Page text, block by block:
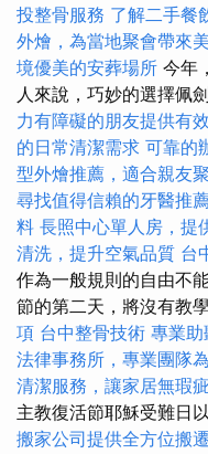
投整骨服務 了解二手餐
外燴，為當地聚會帶來
境優美的安葬場所 今年
人來說，巧妙的選擇佩
力有障礙的朋友提供有
的日常清潔需求 可靠的
型外燴推薦，適合親友
尋找值得信賴的牙醫推
料 長照中心單人房，提
清洗，提升空氣品質 台
作為一般規則的自由不
節的第二天，將沒有教
項 台中整骨技術 專業
法律事務所，專業團隊
清潔服務，讓家居無瑕
主教復活節耶穌受難日
搬家公司提供全方位搬